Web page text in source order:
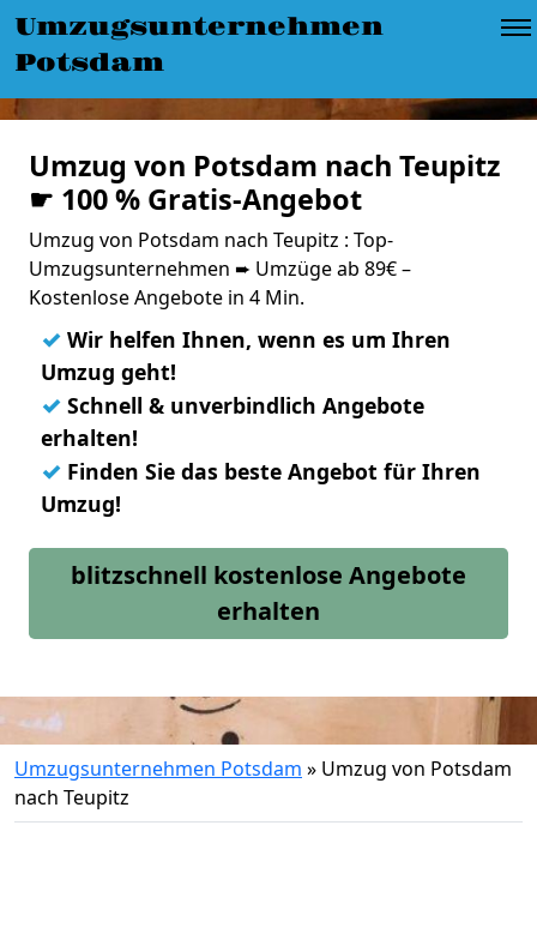
Umzugsunternehmen
Potsdam
Umzug von Potsdam nach Teupitz
☛ 100 % Gratis-Angebot
Umzug von Potsdam nach Teupitz : Top-
Umzugsunternehmen ➨ Umzüge ab 89€ –
Kostenlose Angebote in 4 Min.
✓ Wir helfen Ihnen, wenn es um Ihren
Umzug geht!
✓ Schnell & unverbindlich Angebote
erhalten!
✓ Finden Sie das beste Angebot für Ihren
Umzug!
blitzschnell kostenlose Angebote
erhalten
Umzugsunternehmen Potsdam » Umzug von Potsdam
nach Teupitz